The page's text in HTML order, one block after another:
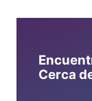
Cerca